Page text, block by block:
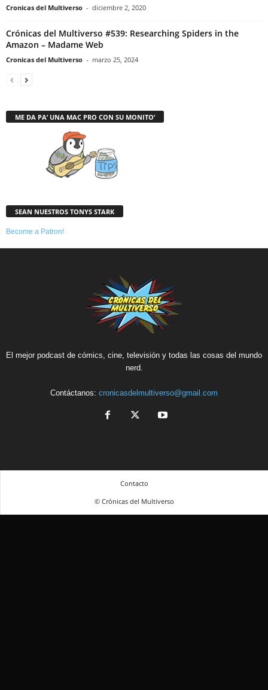
Cronicas del Multiverso - diciembre 2, 2020
Crónicas del Multiverso #539: Researching Spiders in the
Amazon – Madame Web
Cronicas del Multiverso - marzo 25, 2024
ME DA PA’ UNA MAC PRO CON SU MONITO’
SEAN NUESTROS TONYS STARK
Become a Patron!
El mejor podcast de cómics, cine, televisión y todas las cosas del mundo
nerd.
Contáctanos: cronicasdelmultiverso@gmail.com
Contacto
© Crónicas del Multiverso